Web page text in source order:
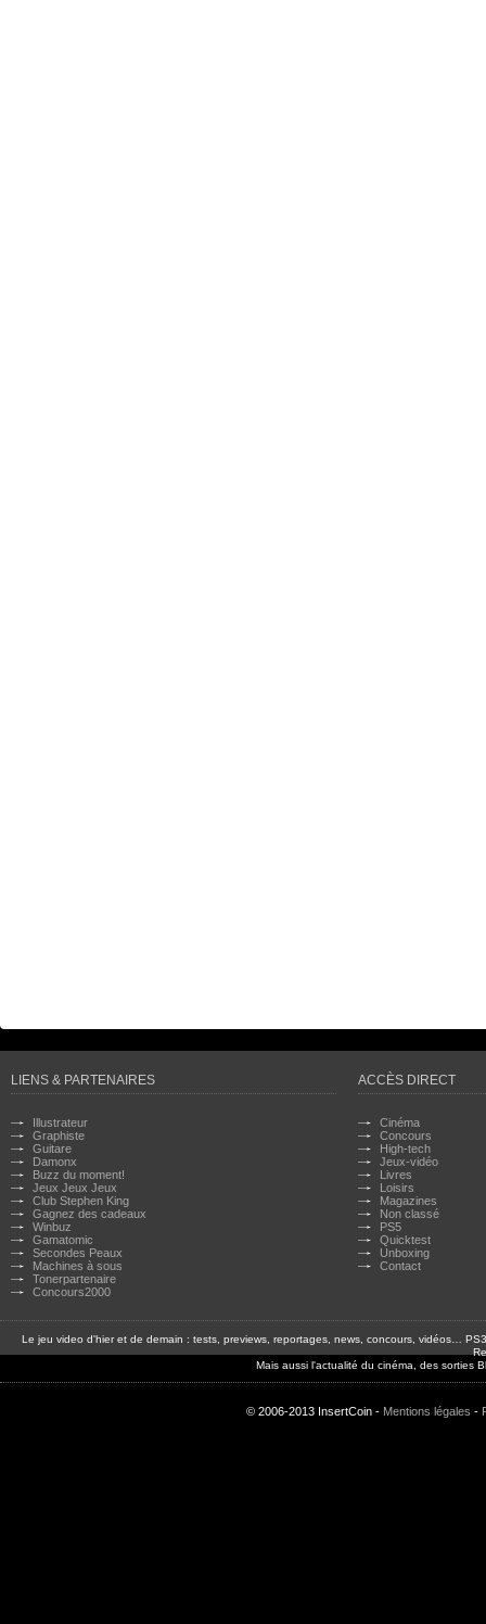
LIENS & PARTENAIRES
Illustrateur
Graphiste
Guitare
Damonx
Buzz du moment!
Jeux Jeux Jeux
Club Stephen King
Gagnez des cadeaux
Winbuz
Gamatomic
Secondes Peaux
Machines à sous
Tonerpartenaire
Concours2000
ACCÈS DIRECT
Cinéma
Concours
High-tech
Jeux-vidéo
Livres
Loisirs
Magazines
Non classé
PS5
Quicktest
Unboxing
Contact
Le jeu video d'hier et de demain : tests, previews, reportages, news, concours, vidéos…
Mais aussi l'actualité du cinéma, des sorties
© 2006-2013 InsertCoin - Mentions légales -